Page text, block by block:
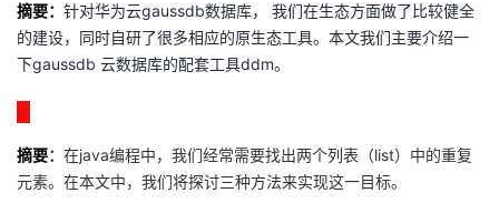
摘要： 针对华为云gaussdb数据库， 我们在生态方面做了比较健全
的建设，同时自研了很多相应的原生态工具。本文我们主要介绍一
下gaussdb 云数据库的配套工具ddm。
摘要： 在java编程中，我们经常需要找出两个列表（list）中的重复
元素。在本文中，我们将探讨三种方法来实现这一目标。